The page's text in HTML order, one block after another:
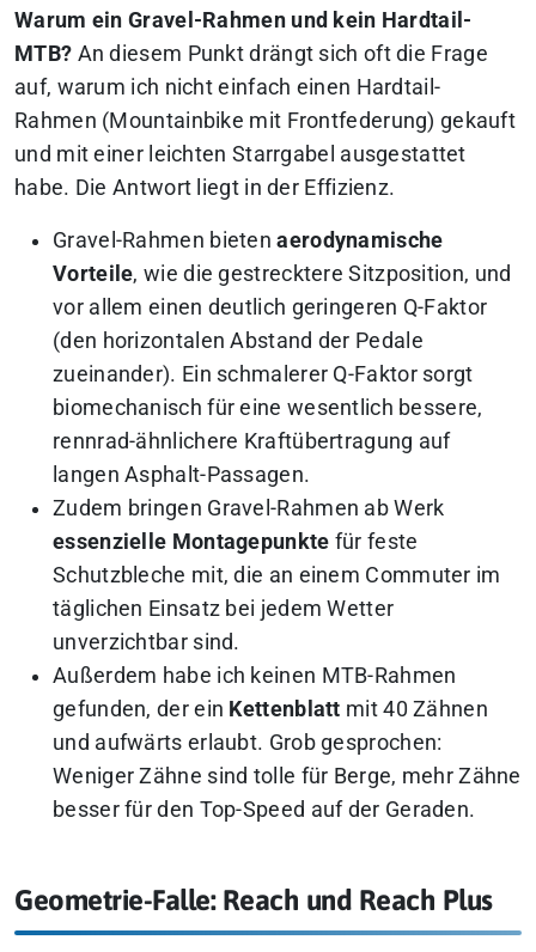
Warum ein Gravel-Rahmen und kein Hardtail-
MTB? An diesem Punkt drängt sich oft die Frage
auf, warum ich nicht einfach einen Hardtail-
Rahmen (Mountainbike mit Frontfederung) gekauft
und mit einer leichten Starrgabel ausgestattet
habe. Die Antwort liegt in der Effizienz.
Gravel-Rahmen bietenaerodynamische
Vorteile, wie die gestrecktere Sitzposition, und
vor allem einen deutlich geringeren Q-Faktor
(den horizontalen Abstand der Pedale
zueinander). Ein schmalerer Q-Faktor sorgt
biomechanisch für eine wesentlich bessere,
rennrad-ähnlichere Kraftübertragung auf
langen Asphalt-Passagen.
Zudem bringen Gravel-Rahmen ab Werk
essenzielle Montagepunkte für feste
Schutzbleche mit, die an einem Commuter im
täglichen Einsatz bei jedem Wetter
unverzichtbar sind.
Außerdem habe ich keinen MTB-Rahmen
gefunden, der ein Kettenblatt mit 40 Zähnen
und aufwärts erlaubt. Grob gesprochen:
Weniger Zähne sind tolle für Berge, mehr Zähne
besser für den Top-Speed auf der Geraden.
Geometrie-Falle: Reach und Reach Plus